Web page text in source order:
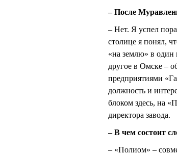
– После
– Нет. Я успел
столице я понял,
«на землю» в один
другое в Омске –
предприятиями
должность и
блоком здесь, на
директора завода.
– В чем состоит
– «Полиом» –